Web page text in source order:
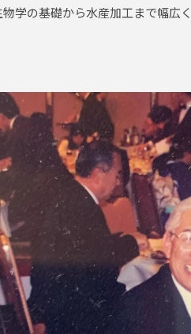
学の基礎から水産加工まで幅